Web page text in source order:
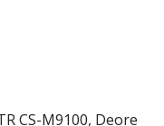
CS-M9100, Deore